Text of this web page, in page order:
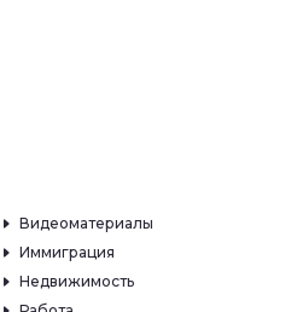
Видеоматериалы
Иммиграция
Недвижимость